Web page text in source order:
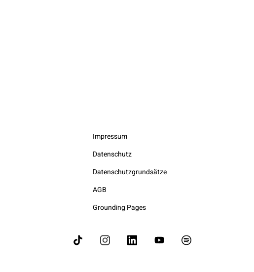
Impressum
Datenschutz
Datenschutzgrundsätze
AGB
Grounding Pages